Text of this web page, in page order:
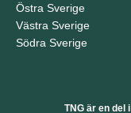
Östra Sverige
Västra Sverige
Södra Sverige
TNG är en del